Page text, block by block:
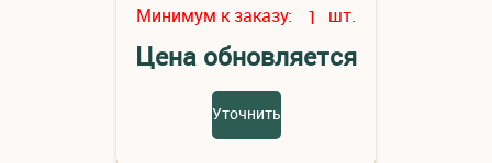
Минимум к заказу: 1 шт.
Цена обновляется
Уточнить